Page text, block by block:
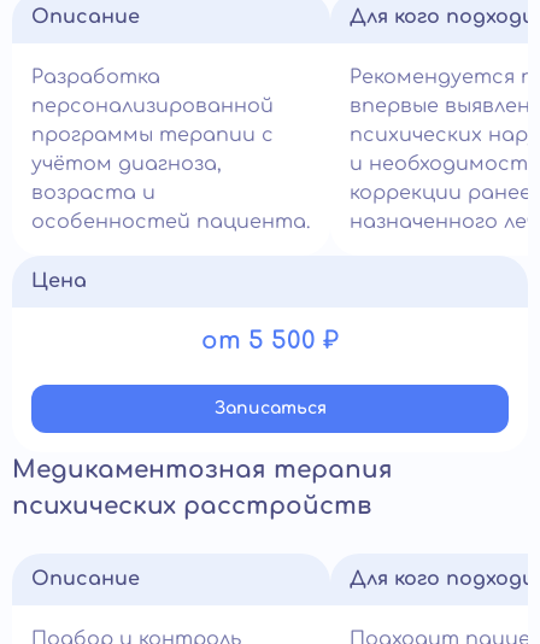
Описание
Разработка
персонализированной
программы терапии с
учётом диагноза,
возраста и
особенностей пациента.
Для кого
Рекомендуется
впервые
психических
и необходимости
коррекции ранее
назначенного
Цена
от 5 500 ₽
Записатьcя
Медикаментозная терапия
психических расстройств
Описание
Подбор и контроль
Для кого
Подходит